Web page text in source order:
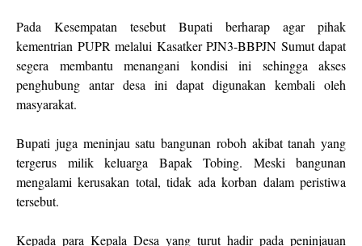
‎Pada Kesempatan tesebut Bupati berharap agar pihak
kementrian PUPR melalui Kasatker PJN3-BBPJN Sumut dapat
segera membantu menangani kondisi ini sehingga akses
penghubung antar desa ini dapat digunakan kembali oleh
masyarakat.
‎Bupati juga meninjau satu bangunan roboh akibat tanah yang
tergerus milik keluarga Bapak Tobing. Meski bangunan
mengalami kerusakan total, tidak ada korban dalam peristiwa
tersebut.
Kepada para Kepala Desa yang turut hadir pada peninjauan